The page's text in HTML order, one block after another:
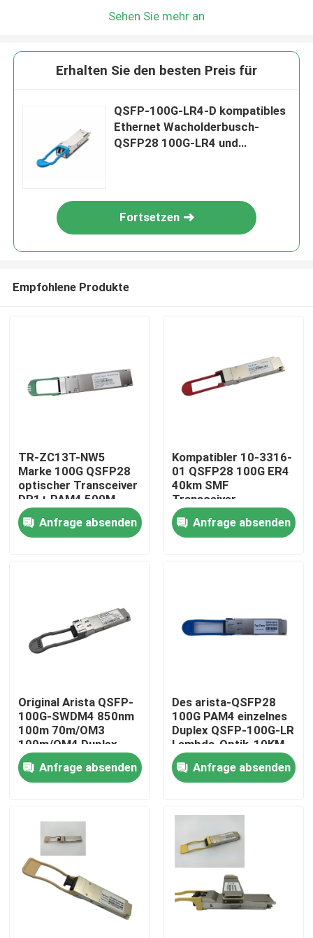
Haus
Qualitätskontrolle
Treten Sie mit uns in Verbindung
Nvidia KI-Produkte
400G/800G optisches Modul
Sehen Sie mehr an
Erhalten Sie den besten Preis für
QSFP-100G-LR4-D kompatibles
Ethernet Wacholderbusch-
QSFP28 100G-LR4 und
Fortsetzen
Empfohlene Produkte
TR-ZC13T-NW5
Marke 100G QSFP28
optischer Transceiver
DR1+ PAM4 500M
Anfrage absenden
Kompatibler 10-3316-
01 QSFP28 100G ER4
40km SMF
Transceiver
Anfrage absenden
Original Arista QSFP-
100G-SWDM4 850nm
100m 70m/OM3
100m/OM4 Duplex-
MMF-Empfänger
Anfrage absenden
Des arista-QSFP28
100G PAM4 einzelnes
Duplex QSFP-100G-LR
Lambda-Optik-10KM
SMF LC
Anfrage absenden